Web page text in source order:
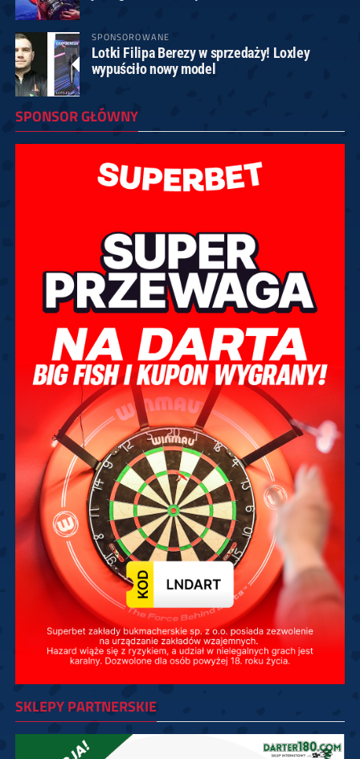
SPONSOROWANE
Lotki Filipa Berezy w sprzedaży! Loxley
wypuściło nowy model
SPONSOR GŁÓWNY
SKLEPY PARTNERSKIE